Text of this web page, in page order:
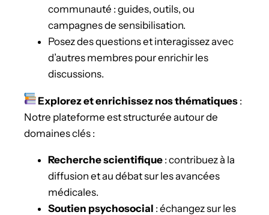
communauté : guides, outils, ou
campagnes de sensibilisation.
Posez des questions et interagissez avec
d’autres membres pour enrichir les
discussions.
Explorez et enrichissez nos thématiques :
Notre plateforme est structurée autour de
domaines clés :
Recherche scientifique : contribuez à la
diffusion et au débat sur les avancées
médicales.
Soutien psychosocial : échangez sur les